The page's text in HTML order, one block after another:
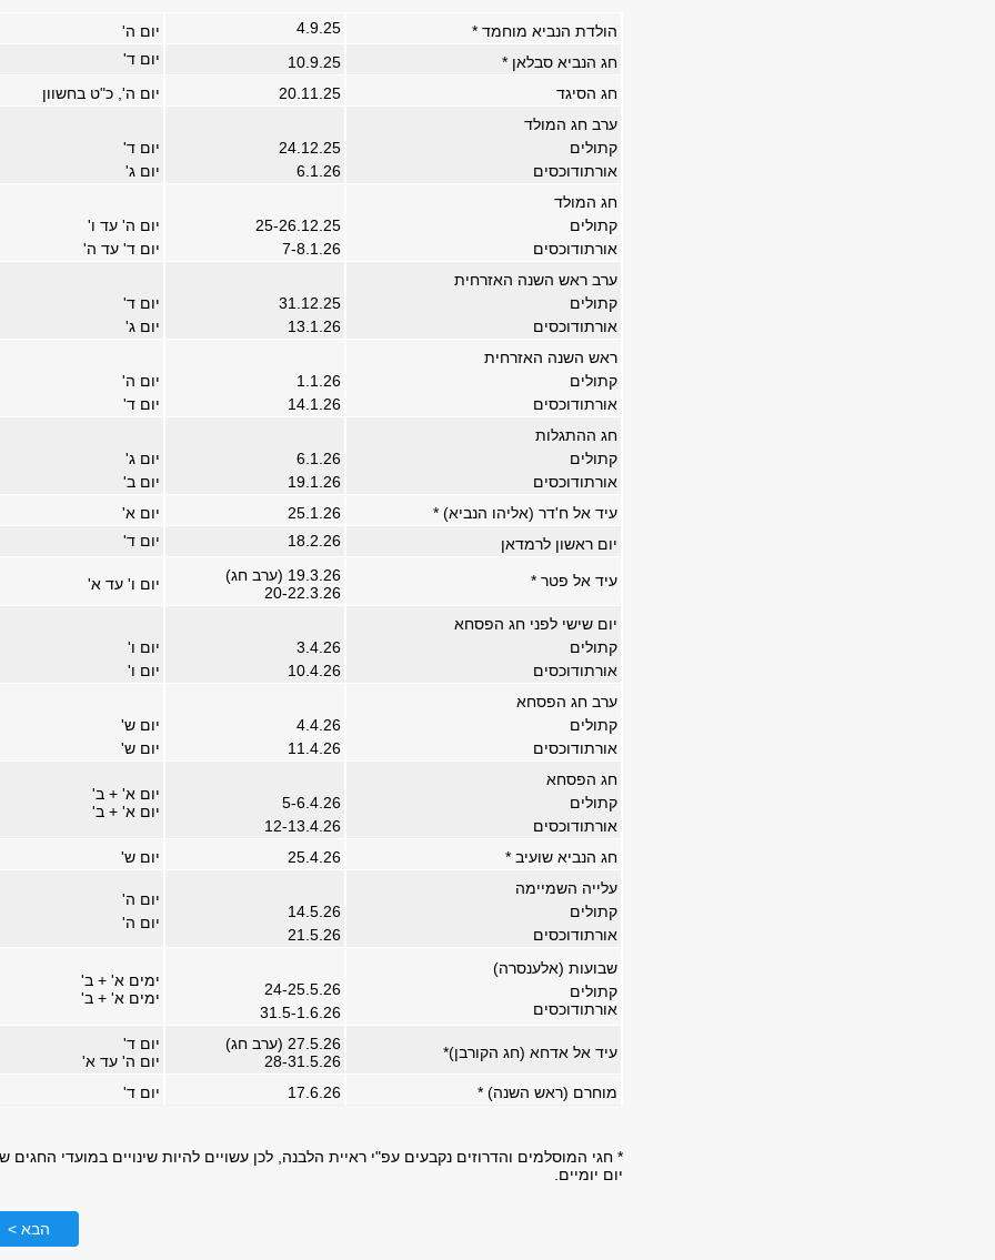
הולדת הנביא מוחמד * 4.9.25
יום ה'
חג הנביא סבלאן *
10.9.25
יום ד'
חג הסיגד
20.11.25
יום ה', כ"ט בחשוון
ערב חג המולד
קתולים
אורתודוכסים
24.12.25
6.1.26
יום ד'
יום ג'
חג המולד
קתולים
אורתודוכסים
25-26.12.25
7-8.1.26
יום ה' עד ו'
יום ד' עד ה'
ערב ראש השנה האזרחית
קתולים
אורתודוכסים
31.12.25
13.1.26
יום ד'
יום ג'
ראש השנה האזרחית
קתולים
אורתודוכסים
1.1.26
14.1.26
יום ה'
יום ד'
חג ההתגלות
קתולים
אורתודוכסים
6.1.26
19.1.26
יום ג'
יום ב'
עיד אל ח'דר (אליהו הנביא) *
25.1.26
יום א'
יום ראשון לרמדאן
18.2.26 יום ד'
עיד אל פטר *
19.3.26 (ערב חג)
20-22.3.26
יום ו' עד א'
יום שישי לפני חג הפסחא
קתולים
אורתודוכסים
3.4.26
10.4.26
יום ו'
יום ו'
ערב חג הפסחא
קתולים
אורתודוכסים
4.4.26
11.4.26
יום ש'
יום ש'
חג הפסחא
קתולים
אורתודוכסים
5-6.4.26
12-13.4.26
יום א' + ב'
יום א' + ב'
חג הנביא שועיב * 25.4.26
יום ש'
עלייה השמיימה
קתולים
אורתודוכסים
14.5.26
21.5.26
יום ה'
יום ה'
שבועות (אלענסרה)
קתולים
אורתודוכסים
24-25.5.26
31.5-1.6.26
ימים א' + ב'
ימים א' + ב'
עיד אל אדחא (חג הקורבן)*
27.5.26 (ערב חג)
28-31.5.26
יום ד'
יום ה' עד א'
מוחרם (ראש השנה) *
17.6.26 יום ד'
* חגי המוסלמים והדרוזים נקבעים עפ"י ראיית הלבנה, לכן עשויים להיות שינויים במועדי החגים
יום יומיים.
הבא >